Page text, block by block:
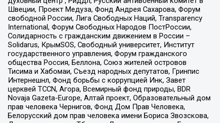
Швеции, Проект Медуза, Фонд Андрея Сахарова, Форум
свободной России, Лига Свободных Наций, Transparеncy
International, Форум Свободных Народов ПостРоссии,
Солидарность с гражданским движением в России –
Solidarus, КрымSOS, Свободный университет, Институт
государственного управления, Форум гражданского
общества Россия, Беллона, Союз жителей островов
Тисима и Хабомаи, Съезд народных депутатов, Гринпис
Интернешнл, Фонд борьбы с коррупцией Инк, Завет
церквей TCCN, Агора, Всемирный фонд природы, BDR
Novaja Gazeta-Europe, Алтай проект, Образовательный дом
прав человека Чернигов, Фонд Дом Прав Человека,
Белорусский дом прав человека имени Бориса Звозскова,